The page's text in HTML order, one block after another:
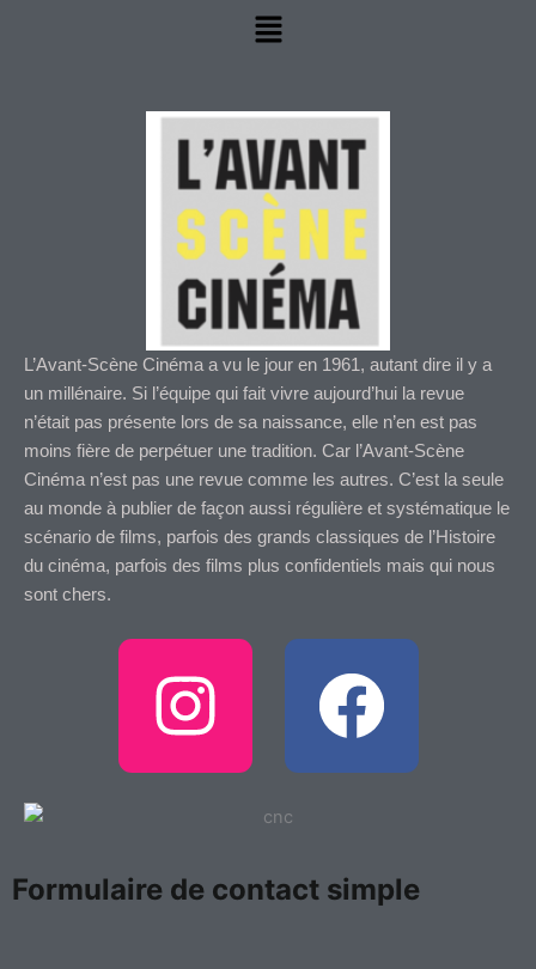
Menu
L’Avant-Scène Cinéma a vu le jour en 1961, autant dire il y a
un millénaire. Si l’équipe qui fait vivre aujourd’hui la revue
n’était pas présente lors de sa naissance, elle n’en est pas
moins fière de perpétuer une tradition. Car l’Avant-Scène
Cinéma n’est pas une revue comme les autres. C’est la seule
au monde à publier de façon aussi régulière et systématique le
scénario de films, parfois des grands classiques de l’Histoire
du cinéma, parfois des films plus confidentiels mais qui nous
sont chers.
I
n
t
F
a
e
Formulaire de contact simple